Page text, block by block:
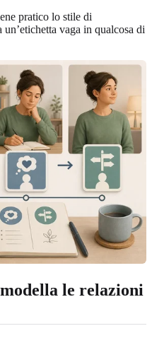
pratico lo stile di
vaga in qualcosa di
le relazioni